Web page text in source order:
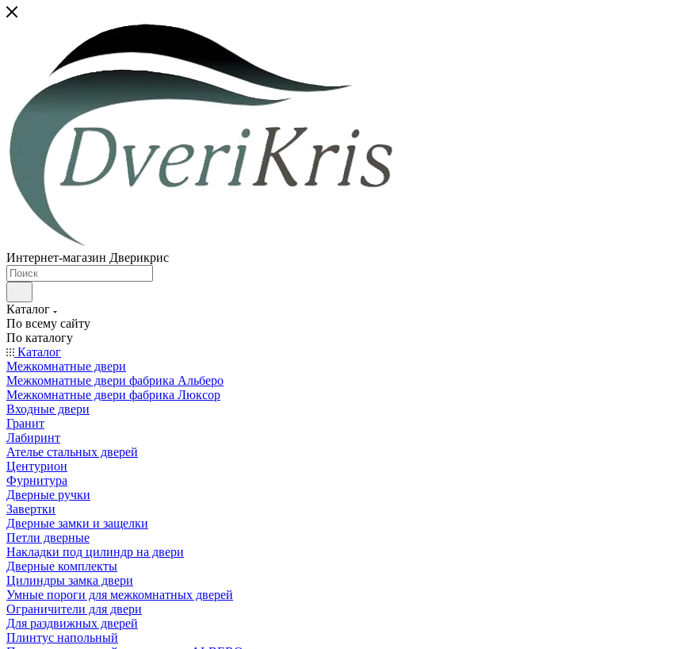
Интернет-магазин Дверикрис
Каталог
По всему сайту
По каталогу
Каталог
Межкомнатные двери
Межкомнатные двери фабрика Альберо
Межкомнатные двери фабрика Люксор
Входные двери
Гранит
Лабиринт
Ателье стальных дверей
Центурион
Фурнитура
Дверные ручки
Завертки
Дверные замки и защелки
Петли дверные
Накладки под цилиндр на двери
Дверные комплекты
Цилиндры замка двери
Умные пороги для межкомнатных дверей
Ограничители для двери
Для раздвижных дверей
Плинтус напольный